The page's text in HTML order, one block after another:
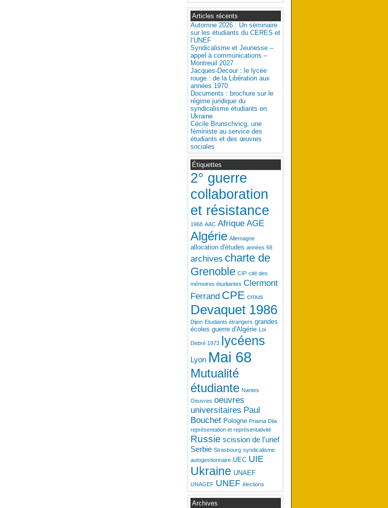
Articles récents
Automne 2026 : Un séminaire
sur les étudiants du CERES et
l’UNEF
Syndicalisme et Jeunesse –
appel à communications –
Montreuil 2027
Jacques-Decour : le lycée
rouge : de la Libération aux
années 1970
Documents : brochure sur le
régime juridique du
syndicalisme étudiants en
Ukraine
Cécile Brunschvicg, une
féministe au service des
étudiants et des œuvres
sociales
Étiquettes
2° guerre
collaboration
et résistance
1968 AAC Afrique AGE
Algérie Allemagne
allocation d'études années 68
archives charte de
Grenoble CIP cité des
mémoires étudiantes Clermont
Ferrand CPE crous
Devaquet 1986
Dijon Etudiants étrangers grandes
écoles guerre d'Algérie Loi
Debré 1973 lycéens
Lyon Mai 68
Mutualité
étudiante Nantes
Oeuvres oeuvres
universitaires Paul
Bouchet Pologne Priama Diia
représentation et représentativité
Russie scission de l'unef
Serbie Strasbourg syndicalisme
autogestionnaire UEC UIE
Ukraine UNAEF
UNAGEF UNEF élections
Archives